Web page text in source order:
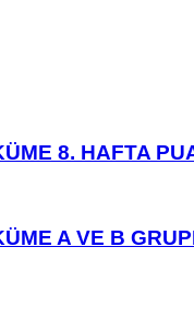
8. HAFTA
A VE B